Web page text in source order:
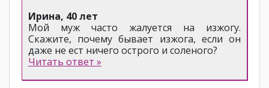
Ирина, 40 лет
Мой муж часто жалуется на изжогу.
Скажите, почему бывает изжога, если он
даже не ест ничего острого и соленого?
Читать ответ »